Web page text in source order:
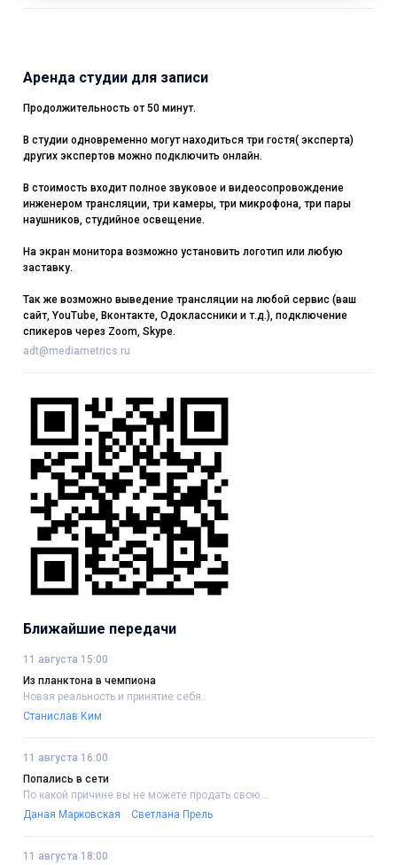
Аренда студии для записи
Продолжительность от 50 минут.
В студии одновременно могут находиться три гостя( эксперта)
других экспертов можно подключить онлайн.
В стоимость входит полное звуковое и видеосопровождение
инженером трансляции, три камеры, три микрофона, три пары
наушников, студийное освещение.
На экран монитора возможно установить логотип или любую
заставку.
Так же возможно выведение трансляции на любой сервис (ваш
сайт, YouTube, Вконтакте, Одоклассники и т.д.), подключение
спикеров через Zoom, Skype.
adt@mediametrics.ru
Ближайшие передачи
11 августа 15:00
Из планктона в чемпиона
Новая реальность и принятие себя..
Станислав Ким
11 августа 16:00
Попались в сети
По какой причине вы не можете продать свою....
Даная Марковская
Светлана Прель
11 августа 18:00